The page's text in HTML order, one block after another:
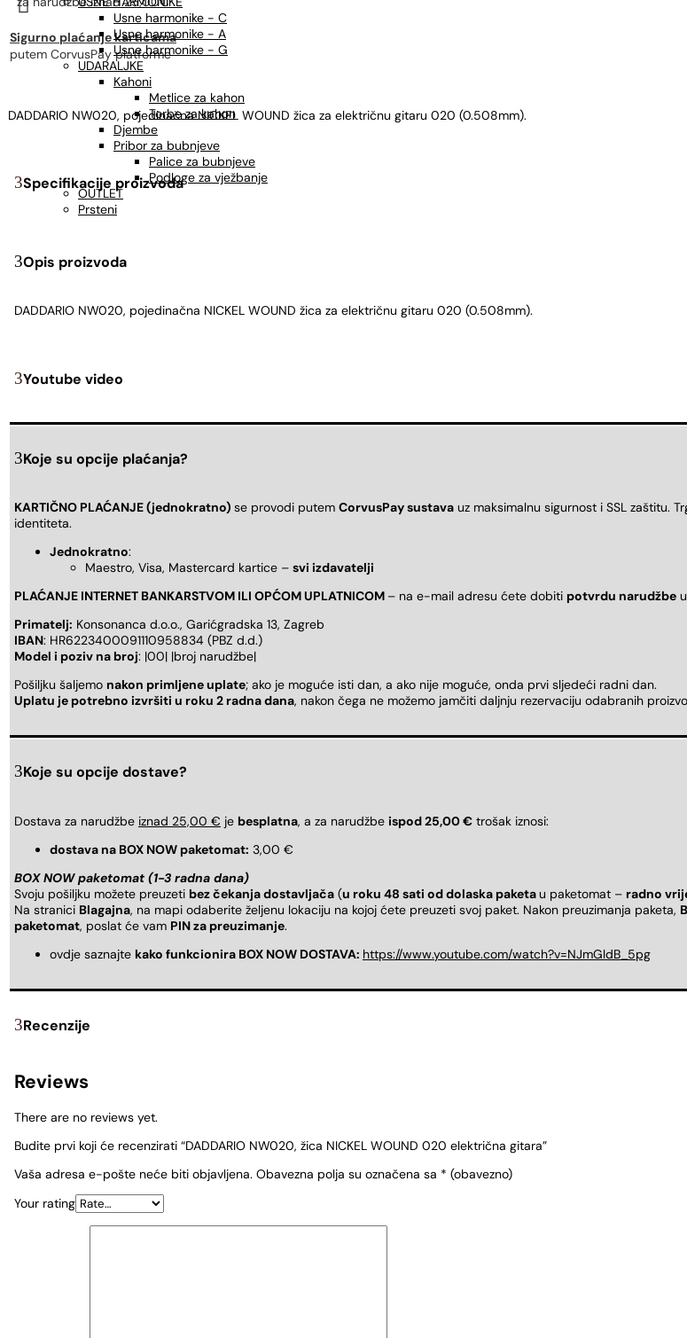
Usne harmonike - C
Usne harmonike - A
Usne harmonike - G
UDARALJKE
Kahoni
Metlice za kahon
Torbe za kahon
Djembe
Pribor za bubnjeve
Palice za bubnjeve
Podloge za vježbanje
OUTLET
Prsteni

Sigurno plaćanje karticama
putem CorvusPay platforme
DADDARIO NW020, pojedinačna NICKEL WOUND žica za električnu gitaru 020 (0.508mm).
Specifikacije proizvoda
Opis proizvoda
DADDARIO NW020, pojedinačna NICKEL WOUND žica za električnu gitaru 020 (0.508mm).
Youtube video
Koje su opcije plaćanja?
KARTIČNO PLAĆANJE (jednokratno) se provodi putem CorvusPay sustava uz maksimalnu sigurnost i SSL zaštitu.
identiteta.
Jednokratno:
Maestro, Visa, Mastercard kartice – svi izdavatelji
PLAĆANJE INTERNET BANKARSTVOM ILI OPĆOM UPLATNICOM – na e-mail adresu ćete dobiti potvrdu narudžbe
Primatelj: Konsonanca d.o.o., Garićgradska 13, Zagreb
IBAN: HR6223400091110958834 (PBZ d.d.)
Model i poziv na broj: |00| |broj narudžbe|
Pošiljku šaljemo nakon primljene uplate; ako je moguće isti dan, a ako nije moguće, onda prvi sljedeći radni dan.
Uplatu je potrebno izvršiti u roku 2 radna dana, nakon čega ne možemo jamčiti daljnju rezervaciju odabranih
Koje su opcije dostave?
Dostava za narudžbe iznad 25,00 € je besplatna, a za narudžbe ispod 25,00 € trošak iznosi:
dostava na BOX NOW paketomat: 3,00 €
BOX NOW paketomat (1-3 radna dana)
Svoju pošiljku možete preuzeti bez čekanja dostavljača (u roku 48 sati od dolaska paketau paketomat – radno
Na stranici Blagajna, na mapi odaberite željenu lokaciju na kojoj ćete preuzeti svoj paket. Nakon preuzimanja paketa,
paketomat, poslat će vam PIN za preuzimanje.
ovdje saznajte kako funkcionira BOX NOW DOSTAVA: https://www.youtube.com/watch?v=NJmGldB_5pg
Recenzije
Reviews
There are no reviews yet.
Budite prvi koji će recenzirati “DADDARIO NW020, žica NICKEL WOUND 020 električna gitara”
Vaša adresa e-pošte neće biti objavljena. Obavezna polja su označena sa * (obavezno)
Your rating